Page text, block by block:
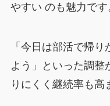
やすい のも魅力です
「今日は部活で帰
よう」といった調整
りにくく継続率も高